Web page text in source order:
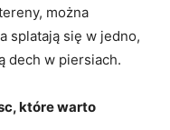
można
splatają się w jedno,
dech w piersiach.
które warto